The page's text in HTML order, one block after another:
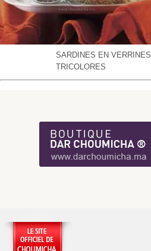
SARDINES EN VERRINES
TRICOLORES